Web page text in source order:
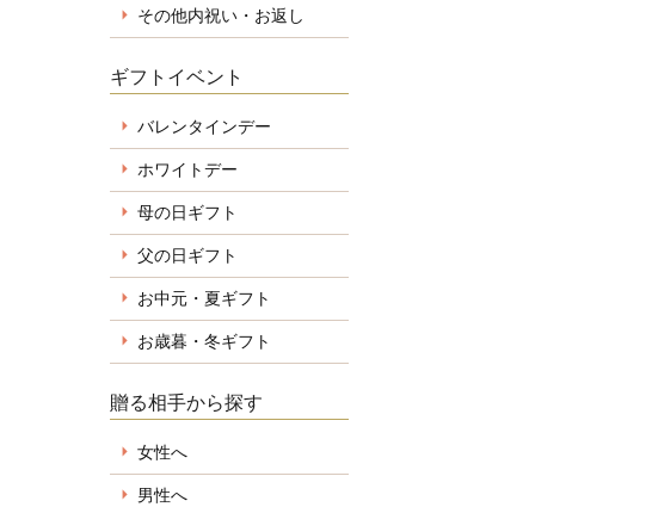
その他内祝い・お返し
ギフトイベント
バレンタインデー
ホワイトデー
母の日ギフト
父の日ギフト
お中元・夏ギフト
お歳暮・冬ギフト
贈る相手から探す
女性へ
男性へ